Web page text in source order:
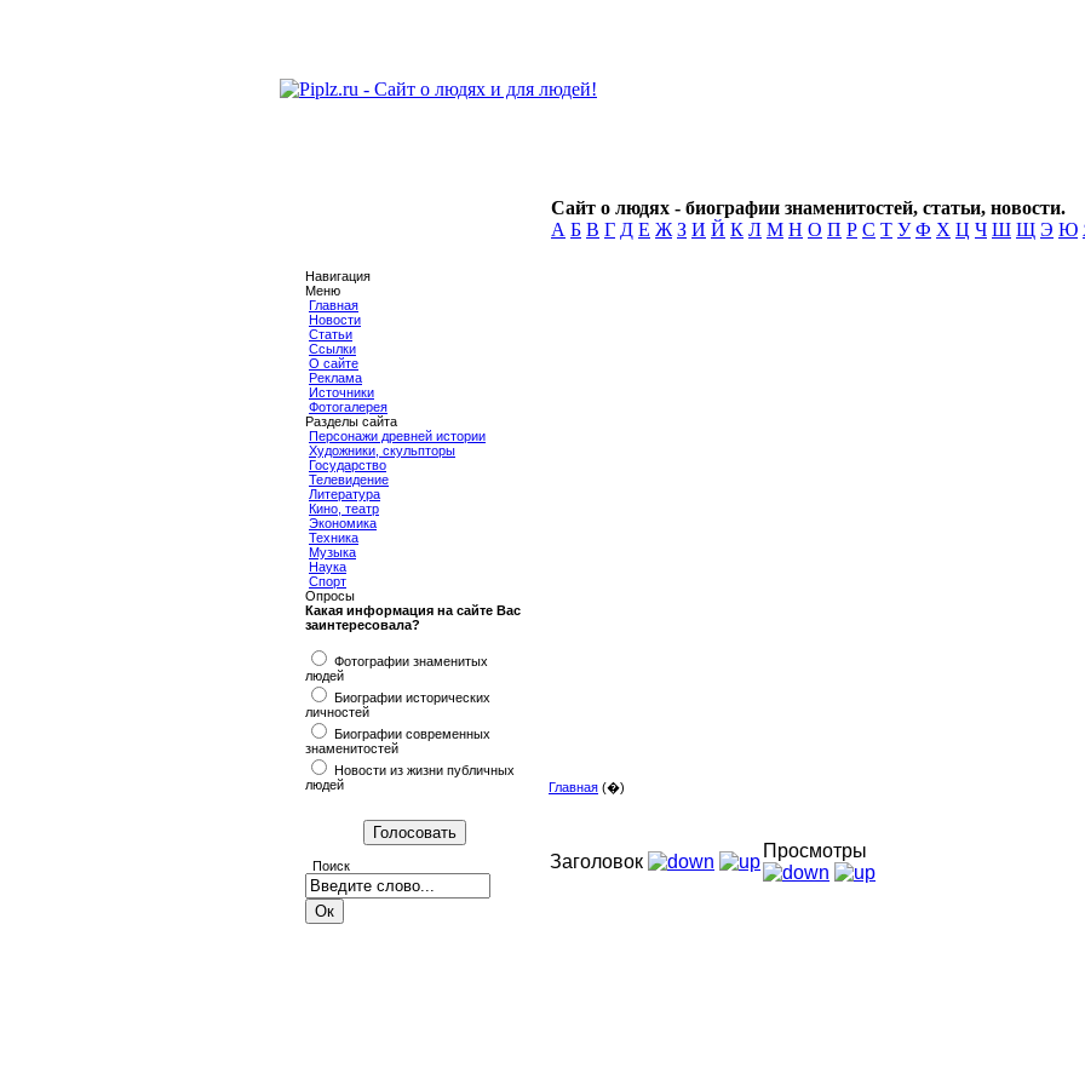
Сайт о людях - биографии знаменитостей, статьи, новости.
А Б В Г Д Е Ж З И Й К Л М Н О П Р С Т У Ф Х Ц Ч Ш Щ Э Ю
Навигация
Меню
Главная
Новости
Статьи
Ссылки
О сайте
Реклама
Источники
Фотогалерея
Разделы сайта
Персонажи древней истории
Художники, скульпторы
Государство
Телевидение
Литература
Кино, театр
Экономика
Техника
Музыка
Наука
Спорт
Опросы
Какая информация на сайте Вас
заинтересовала?
Фотографии знаменитых
людей
Биографии исторических
личностей
Биографии современных
знаменитостей
Новости из жизни публичных
людей
Поиск
Главная (�)
Заголовок
Просмотры